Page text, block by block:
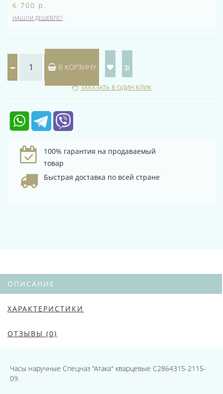
6 700 р.
НАШЛИ ДЕШЕВЛЕ?
В КОРЗИНУ
ЗАКАЗАТЬ В ОДИН КЛИК
100% гарантия на продаваемый
товар
Быстрая доставка по всей стране
ОПИСАНИЕ
ХАРАКТЕРИСТИКИ
ОТЗЫВЫ (0)
Часы наручные Спецназ "Атака" кварцевые С2864315-2115-
09.